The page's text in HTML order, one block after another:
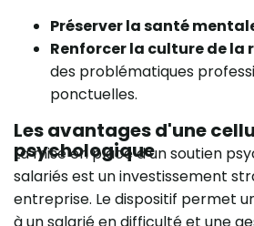
Préserver la santé
Renforcer la culture de la
des problématiques
ponctuelles.
Les avantages d'une
psychologique
La mise en place d’un soutien
salariés est un investissement
entreprise. Le dispositif permet